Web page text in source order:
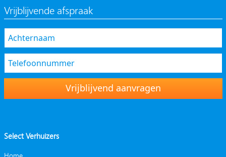
Vrijblijvende afspraak
Vrijblijvend aanvragen
Select Verhuizers